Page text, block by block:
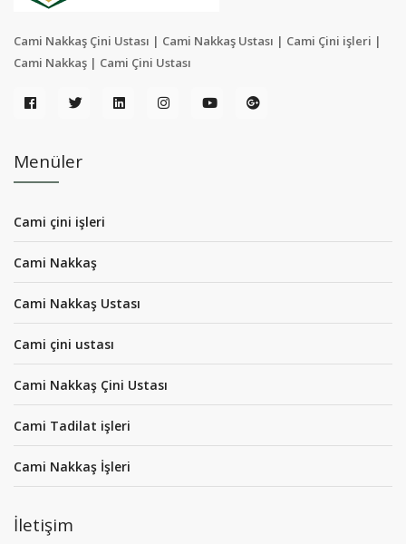
Cami Nakkaş Çini Ustası | Cami Nakkaş Ustası | Cami Çini işleri |
Cami Nakkaş | Cami Çini Ustası
Menüler
Cami çini işleri
Cami Nakkaş
Cami Nakkaş Ustası
Cami çini ustası
Cami Nakkaş Çini Ustası
Cami Tadilat işleri
Cami Nakkaş İşleri
İletişim